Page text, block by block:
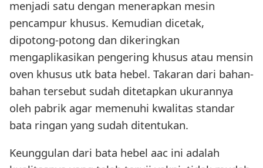
menjadi satu dengan menerapkan mesin
pencampur khusus. Kemudian dicetak,
dipotong-potong dan dikeringkan
mengaplikasikan pengering khusus atau mensin
oven khusus utk bata hebel. Takaran dari bahan-
bahan tersebut sudah ditetapkan ukurannya
oleh pabrik agar memenuhi kwalitas standar
bata ringan yang sudah ditentukan.
Keunggulan dari bata hebel aac ini adalah